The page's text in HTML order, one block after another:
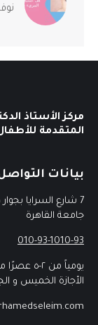
نوفمبر
مركز الأستاذ
المتقدمة
بيانات
7 شارع السرايا
جامعة القاهرة
010-93-1010-93
يومياً من ٢-٥ عصرًا ماعدا الثلاثاء من ٧-٩ مساءً.
الأجازة الخميس و